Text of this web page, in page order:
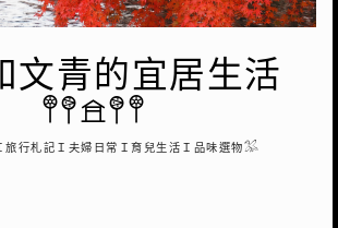
文青的宜居生活
𖤣𖤥𖠿𖤥𖤣
行札記Ｉ夫婦日常Ｉ育兒生活Ｉ品味選物𓅮